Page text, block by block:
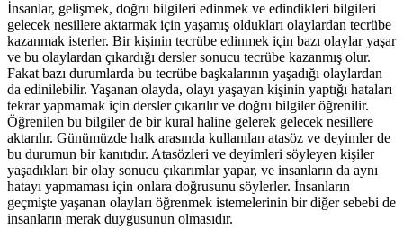
İnsanlar, gelişmek, doğru bilgileri edinmek ve edindikleri bilgileri
gelecek nesillere aktarmak için yaşamış oldukları olaylardan tecrübe
kazanmak isterler. Bir kişinin tecrübe edinmek için bazı olaylar yaşar
ve bu olaylardan çıkardığı dersler sonucu tecrübe kazanmış olur.
Fakat bazı durumlarda bu tecrübe başkalarının yaşadığı olaylardan
da edinilebilir. Yaşanan olayda, olayı yaşayan kişinin yaptığı hataları
tekrar yapmamak için dersler çıkarılır ve doğru bilgiler öğrenilir.
Öğrenilen bu bilgiler de bir kural haline gelerek gelecek nesillere
aktarılır. Günümüzde halk arasında kullanılan atasöz ve deyimler de
bu durumun bir kanıtıdır. Atasözleri ve deyimleri söyleyen kişiler
yaşadıkları bir olay sonucu çıkarımlar yapar, ve insanların da aynı
hatayı yapmaması için onlara doğrusunu söylerler. İnsanların
geçmişte yaşanan olayları öğrenmek istemelerinin bir diğer sebebi de
insanların merak duygusunun olmasıdır.